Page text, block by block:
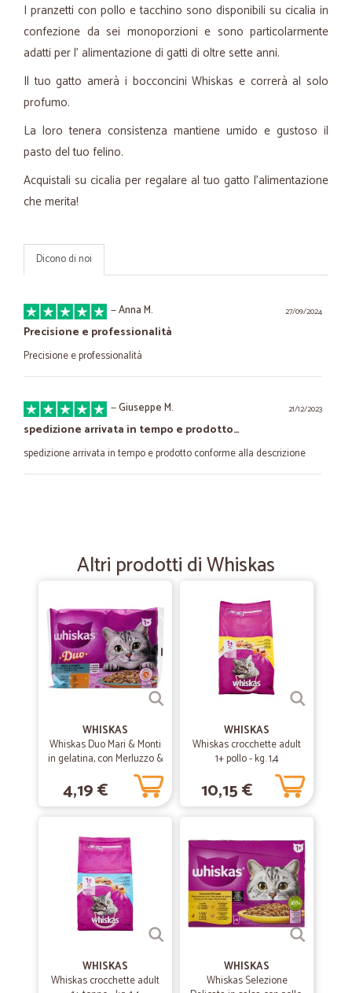
I pranzetti con pollo e tacchino sono disponibili su cicalia in
confezione da sei monoporzioni e sono particolarmente
adatti per l' alimentazione di gatti di oltre sette anni.
Il tuo gatto amerà i bocconcini Whiskas e correrà al solo
profumo.
La loro tenera consistenza mantiene umido e gustoso il
pasto del tuo felino.
Acquistali su cicalia per regalare al tuo gatto l'alimentazione
che merita!
Dicono di noi
27/09/2024
—Anna M.
Precisione e professionalità
Precisione e professionalità
21/12/2023
—Giuseppe M.
spedizione arrivata in tempo e prodotto…
spedizione arrivata in tempo e prodotto conforme alla descrizione
Giuseppe N.
Prodotti di qualità a prezzi onesti
Prodotti di qualità a prezzi onesti. Spesso ci sono prodotti in offerta.
Spedizione veloce e consegna al piano con piccolo supplemento.
Consiglio a tutti
—Claudio T.
Servizio impeccabile
Servizio veloce ed imballaggio…
Servizio veloce ed imballaggio impeccabile. Vasta gamma di prodotti
introvabili altrove.Altamente consigliato!
19/07/2020
Prova anche tu
Sono ormai molti mesi che mi rivolgo a cicalia per le mie spese. Il
Altri prodotti di Whiskas
WHISKAS
Whiskas Duo Mari & Monti
in gelatina, con Merluzzo &
Pollo, con Salmone &
Tacchino 4 x 85 g
4,19 €
WHISKAS
Whiskas crocchette adult
1+ pollo - kg. 1,4
10,15 €
WHISKAS
Whiskas crocchette adult
WHISKAS
Whiskas Selezione